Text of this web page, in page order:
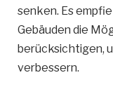
senken. Es
Gebäuden die
berücksichtigen,
verbessern.